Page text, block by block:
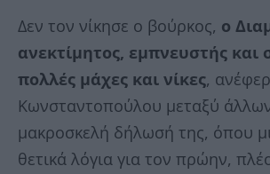
Δεν τον νίκησε ο βούρκος, ο
ανεκτίμητος, εμπνευστής και
πολλές μάχες και νίκες,
Κωνσταντοπούλου μεταξύ
μακροσκελή δήλωσή της, όπου
θετικά λόγια για τον πρώην,